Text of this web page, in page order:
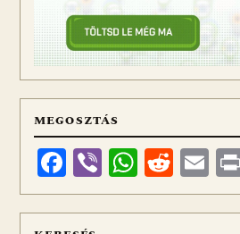
MEGOSZTÁS
Facebook
Viber